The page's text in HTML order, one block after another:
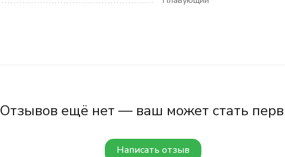
Отзывов ещё нет — ваш может стать
Написать отзыв